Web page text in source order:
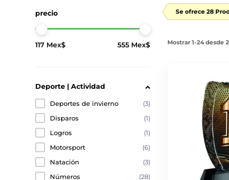
precio
117 Mex$ 555 Mex$
Deporte | Actividad
Deportes de invierno
(3)
Disparos
(1)
Logros
(1)
Motorsport
(6)
Natación
(3)
Números
(28)
Se ofrece 28
Mostrar 1-24 desde